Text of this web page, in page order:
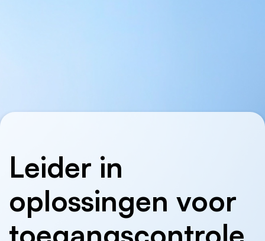
Leider in
oplossingen voor